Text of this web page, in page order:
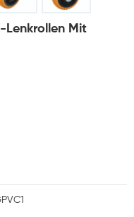
Lenkrollen Mit